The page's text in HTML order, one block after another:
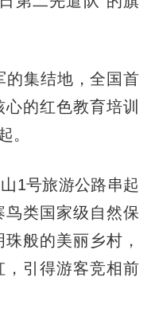
集结地，全国首
的红色教育培训
。
1号旅游公路串起
鸟类国家级自然保
般的美丽乡村，
，引得游客竞相前